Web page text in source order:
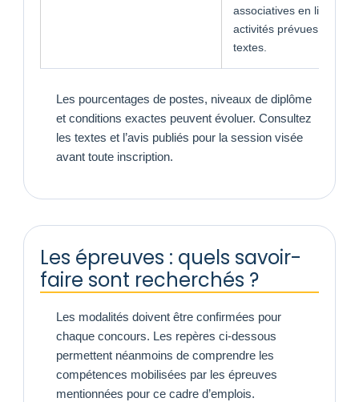
associatives en lien
activités prévues par les
textes.
Les pourcentages de postes, niveaux de diplôme
et conditions exactes peuvent évoluer. Consultez
les textes et l’avis publiés pour la session visée
avant toute inscription.
Les épreuves : quels savoir-
faire sont recherchés ?
Les modalités doivent être confirmées pour
chaque concours. Les repères ci-dessous
permettent néanmoins de comprendre les
compétences mobilisées par les épreuves
mentionnées pour ce cadre d’emplois.